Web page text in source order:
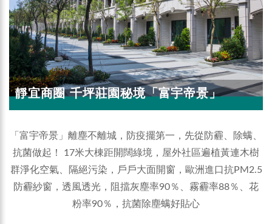
靜宜商圈 千坪莊園秘境「富宇帝景」
「富宇帝景」離塵不離城，防疫擺第一，先從防霾、除螨、
抗菌做起！ 17米大棟距開闊綠境，屋外社區遍植黃連木樹
群淨化空氣、隔絕污染，戶戶大面開窗，歐洲進口抗PM2.5
防霾紗窗，透風透光，阻擋灰塵率90％、霧霾率88％、花
粉率90％，抗菌除塵螨好貼心